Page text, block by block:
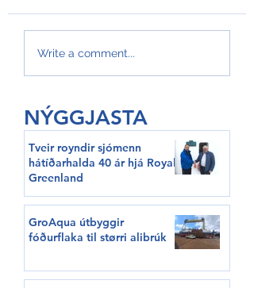
GroAqua útbyggir
Write a comment...
NÝGGJASTA
Tveir royndir sjómenn
hátíðarhalda 40 ár hjá Royal
Greenland
GroAqua útbyggir
fóðurflaka til størri alibrúk